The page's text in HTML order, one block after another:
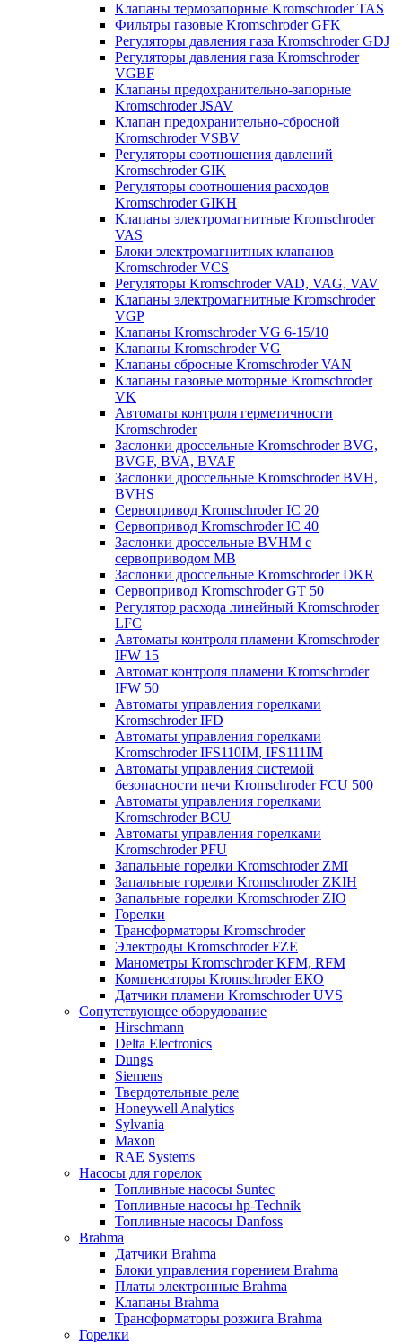
Клапаны термозапорные Kromschroder TAS
Фильтры газовые Kromschroder GFK
Регуляторы давления газа Kromschroder GDJ
Регуляторы давления газа Kromschroder
VGBF
Клапаны предохранительно-запорные
Kromschroder JSAV
Клапан предохранительно-сбросной
Kromschroder VSBV
Регуляторы соотношения давлений
Kromschroder GIK
Регуляторы соотношения расходов
Kromschroder GIKH
Клапаны электромагнитные Kromschroder
VAS
Блоки электромагнитных клапанов
Kromschroder VCS
Регуляторы Kromschroder VAD, VAG, VAV
Клапаны электромагнитные Kromschroder
VGP
Клапаны Kromschroder VG 6-15/10
Клапаны Kromschroder VG
Клапаны сбросные Kromschroder VAN
Клапаны газовые моторные Kromschroder
VK
Автоматы контроля герметичности
Kromschroder
Заслонки дроссельные Kromschroder BVG,
BVGF, BVA, BVAF
Заслонки дроссельные Kromschroder BVH,
BVHS
Сервопривод Kromschroder IC 20
Сервопривод Kromschroder IC 40
Заслонки дроссельные BVHM с
сервоприводом МВ
Заслонки дроссельные Kromschroder DKR
Cервопривод Kromschroder GT 50
Регулятор расхода линейный Kromschroder
LFC
Автоматы контроля пламени Kromschroder
IFW 15
Автомат контроля пламени Kromschroder
IFW 50
Автоматы управления горелками
Kromschroder IFD
Автоматы управления горелками
Kromschroder IFS110IM, IFS111IM
Автоматы управления системой
безопасности печи Kromschroder FCU 500
Автоматы управления горелками
Kromschroder BCU
Автоматы управления горелками
Kromschroder PFU
Запальные горелки Kromschroder ZМI
Запальные горелки Kromschroder ZKIH
Запальные горелки Kromschroder ZIO
Горелки
Трансформаторы Kromschroder
Электроды Kromschroder FZE
Манометры Kromschroder KFM, RFM
Компенсаторы Kromschroder ЕКО
Датчики пламени Kromschroder UVS
Сопутствующее оборудование
Hirschmann
Delta Electronics
Dungs
Siemens
Твердотельные реле
Honeywell Analytics
Sylvania
Maxon
RAE Systems
Насосы для горелок
Топливные насосы Suntec
Топливные насосы hp-Technik
Топливные насосы Danfoss
Brahma
Датчики Brahma
Блоки управления горением Brahma
Платы электронные Brahma
Клапаны Brahma
Трансформаторы розжига Brahma
Горелки